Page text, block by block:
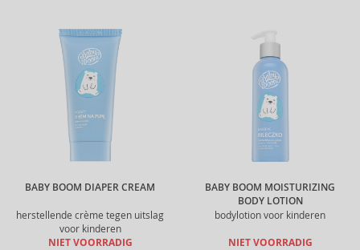
BABY BOOM DIAPER CREAM
herstellende crème tegen uitslag
voor kinderen
NIET VOORRADIG
BABY BOOM MOISTURIZING
BODY LOTION
bodylotion voor kinderen
NIET VOORRADIG